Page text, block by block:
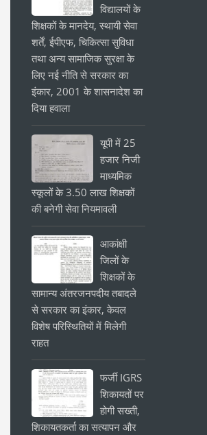
विद्यालयों के
शिक्षकों के मानदेय, स्थायी सेवा
शर्तें, ईपीएफ, चिकित्सा सुविधा
तथा अन्य सामाजिक सुरक्षा के
लिए नई नीति से सरकार का
इंकार, 2001 के शासनादेश का
दिया हवाला
यूपी में 25
हजार निजी
माध्यमिक
स्कूलों के 3.50 लाख शिक्षकों
की बनेगी सेवा नियमावली
आकांक्षी
जिलों के
शिक्षकों के
सामान्य अंतरजनपदीय तबादले
से सरकार का इंकार, केवल
विशेष परिस्थितियों में मिलेगी
राहत
फर्जी IGRS
शिकायतों पर
होगी सख्ती,
शिकायतकर्ता का सत्यापन और